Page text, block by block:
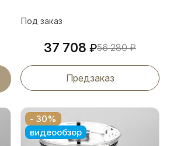
Под заказ
37 708 ₽56 280₽
Предзаказ
- 30%
видеообзор